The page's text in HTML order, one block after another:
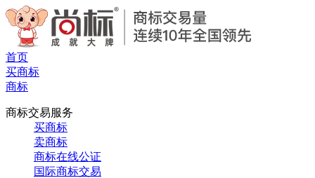
首页
买商标
商标
商标交易服务
买商标
卖商标
商标在线公证
国际商标交易